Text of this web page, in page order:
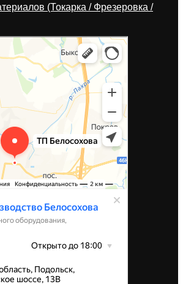
(Токарка / Фрезеровка /